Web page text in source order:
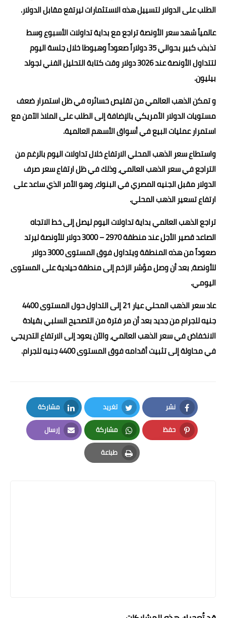
الطلب على الدولار لتسييل هذه الاستثمارات ليرتفع مقابل الدولار.
عالمياً شهد سعر الأونصة تراجع مع بداية تداولات الأسبوع وسط
تذبذب كبير بحوالي 35 دولاراً صعوداً وهبوطا خلال جلسة اليوم
لتتداول الأونصة عند 3026 دولار وقت كتابة التحليل الفني لجولد
بيليون.
و تمكن الذهب العالمي من تقليص خسائره في ظل استمرار ضعف
مستويات الدولار الأمريكي بالإضافة إلى الطلب على الملاذ الآمن مع
استمرار عمليات البيع في أسواق الأسهم العالمية.
واستطاع سعر الذهب المحلي الارتفاع خلال تداولات اليوم بالرغم من
التراجع في سعر الذهب العالمي، وذلك في ظل ارتفاع سعر صرف
الدولار مقبل الجنيه المصري في البنوك، وهو الأمر الذي ساعد على
ارتفاع تسعير الذهب المحلي.
تراجع الذهب العالمي بداية تداولات اليوم ليصل إلى خط الاتجاه
الصاعد قصير الأجل عند منطقة 2970 – 3000 دولار للأونصة ليرتد
صعوداً من هذه المنطقة ويتداول فوق المستوى 3000 دولار
للأونصة، بعد أن وصل مؤشر الزخم إلى منطقة حيادية على المستوى
اليومي.
عاد سعر الذهب المحلي عيار 21 إلى التداول حول المستوى 4400
جنيه للجرام من جديد بعد أن مر فترة من التصحيح السلبي بقيادة
الانخفاض في سعر الذهب العالمي، والآن يعود إلى الارتفاع التدريجي
في محاولة إلى تثبيت أقدامه فوق المستوى 4400 جنيه للجرام.
نشر
Facebook
تغريد
Twitter
مشاركة
LinkedIn
حفظ
Pinterest
مشاركة
Whatsapp
إرسال
Email
طباعة
Print